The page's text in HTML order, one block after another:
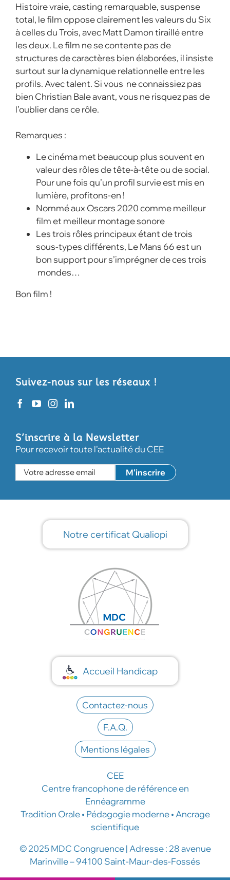
Histoire vraie, casting remarquable, suspense
total, le film oppose clairement les valeurs du Six
à celles du Trois, avec Matt Damon tiraillé entre
les deux. Le film ne se contente pas de
structures de caractères bien élaborées, il insiste
surtout sur la dynamique relationnelle entre les
profils. Avec talent. Si vous ne connaissiez pas
bien Christian Bale avant, vous ne risquez pas de
l’oublier dans ce rôle.
Remarques :
Le cinéma met beaucoup plus souvent en
valeur des rôles de tête-à-tête ou de social.
Pour une fois qu’un profil survie est mis en
lumière, profitons-en !
Nommé aux Oscars 2020 comme meilleur
film et meilleur montage sonore
Les trois rôles principaux étant de trois
sous-types différents, Le Mans 66 est un
bon support pour s’imprégner de ces trois
mondes…
Bon film !
Suivez-nous sur les réseaux !
S’inscrire à la Newsletter
Pour recevoir toute l'actualité du CEE
Notre certificat Qualiopi
Accueil Handicap
Contactez-nous
F.A.Q.
Mentions légales
CEE
Centre francophone de référence en
Ennéagramme
Tradition Orale • Pédagogie moderne • Ancrage
scientifique
© 2025 MDC Congruence | Adresse : 28 avenue
Marinville – 94100 Saint-Maur-des-Fossés